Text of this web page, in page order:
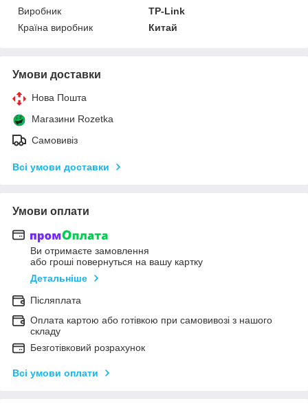
Виробник
TP-Link
Країна виробник
Китай
Умови доставки
Нова Пошта
Магазини Rozetka
Самовивіз
Всі умови доставки
Умови оплати
Ви отримаєте замовлення
або гроші повернуться на вашу картку
Детальніше
Післяплата
Оплата картою або готівкою при самовивозі з нашого
складу
Безготівковий розрахунок
Всі умови оплати